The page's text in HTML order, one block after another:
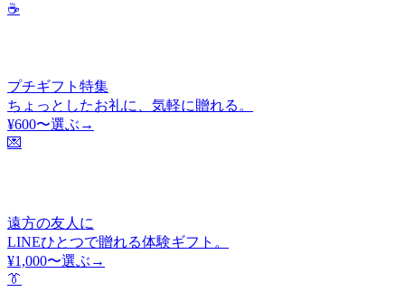
☕
プチギフト特集
ちょっとしたお礼に、気軽に贈れる。
¥600〜選ぶ→
💌
遠方の友人に
LINEひとつで贈れる体験ギフト。
¥1,000〜選ぶ→
👔